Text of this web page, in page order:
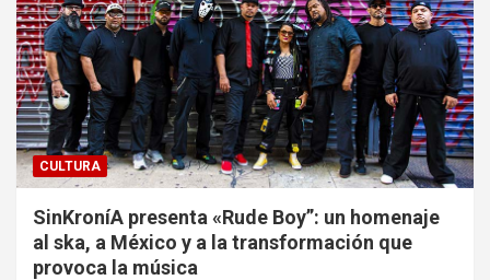
CULTURA
SinKroníA presenta «Rude Boy”: un homenaje
al ska, a México y a la transformación que
provoca la música